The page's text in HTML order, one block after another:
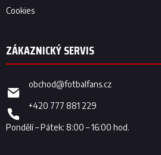
Cookies
obchod@fotbalfans.cz
+420 777 881 229